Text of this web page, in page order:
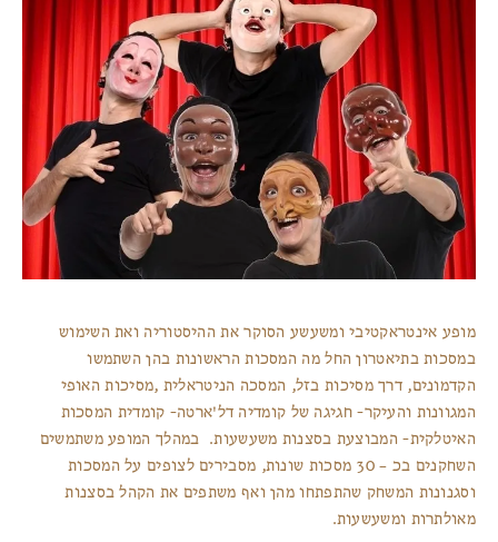
מופע אינטראקטיבי ומשעשע הסוקר את ההיסטוריה ואת השימוש
במסכות בתיאטרון החל מה המסכות הראשונות בהן השתמשו
הקדמונים, דרך מסיכות בזל, המסכה הניטראלית ,מסיכות האופי
המגוונות והעיקר- חגיגה של קומדיה דל'ארטה- קומדית המסכות
האיטלקית- המבוצעת בסצנות משעשעות. במהלך המופע משתמשים
השחקנים בכ – 30 מסכות שונות, מסבירים לצופים על המסכות
וסגנונות המשחק שהתפתחו מהן ואף משתפים את הקהל בסצנות
מאולתרות ומשעשעות.